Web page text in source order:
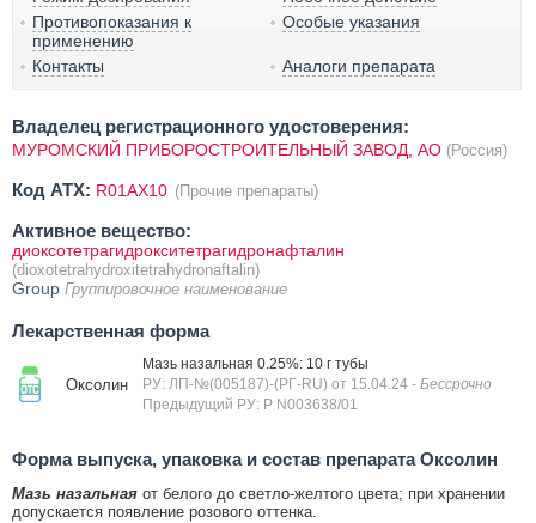
Противопоказания к
применению
Особые указания
Контакты Аналоги препарата
Владелец регистрационного удостоверения:
МУРОМСКИЙ ПРИБОРОСТРОИТЕЛЬНЫЙ ЗАВОД, АО (Россия)
Код ATX: R01AX10 (Прочие препараты)
Активное вещество:
диоксотетрагидрокситетрагидронафталин
(dioxotetrahydroxitetrahydronaftalin)
Group Группировочное наименование
Лекарственная форма
Оксолин
Мазь назальная 0.25%: 10 г тубы
РУ: ЛП-№(005187)-(РГ-RU) от 15.04.24 - Бессрочно
Предыдущий РУ: Р N003638/01
Форма выпуска, упаковка и состав препарата Оксолин
Мазь назальная от белого до светло-желтого цвета; при хранении
допускается появление розового оттенка.